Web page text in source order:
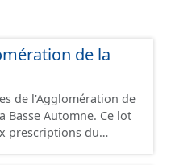
de la
de l'Agglomération de
Basse Automne. Ce lot
prescriptions du